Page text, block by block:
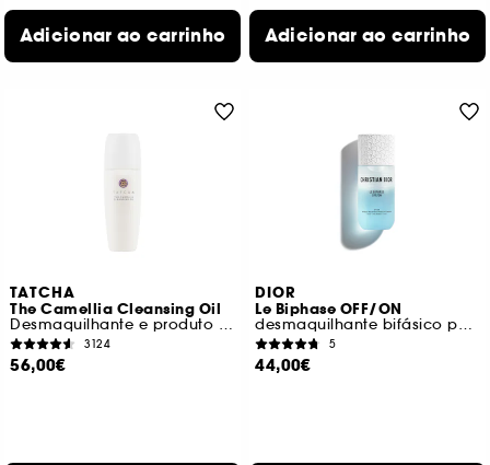
Adicionar ao carrinho Adicionar ao carrinho
TATCHA
The Camellia Cleansing Oil
Desmaquilhante e produto de limpeza 2 em 1
3124
56,00€
DIOR
Le Biphase OFF/ON
desmaquilhante bifásico para olhos, pestanas e lábios
5
44,00€